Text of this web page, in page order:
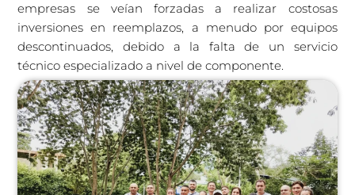
empresas se veían forzadas a realizar costosas
inversiones en reemplazos, a menudo por equipos
descontinuados, debido a la falta de un servicio
técnico especializado a nivel de componente.